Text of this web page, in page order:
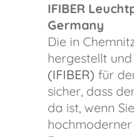
IFIBER
Germany
Die in
hergestellt
(IFIBER)für
sicher, dass
da ist, wenn